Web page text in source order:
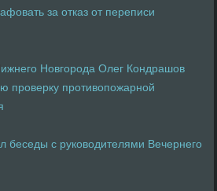
за отказ от переписи
Новгорода Олег Кондрашов
проверку противопожарной
беседы с руководителями Вечернего